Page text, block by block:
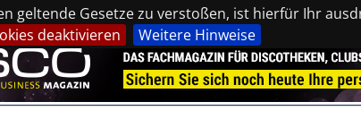
geltende Gesetze zu verstoßen, ist hierfür Ihr
deaktivieren Weitere Hinweise